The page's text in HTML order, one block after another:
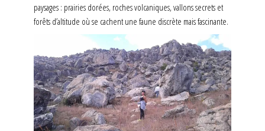
paysages : prairies dorées, roches volcaniques, vallons secrets et
forêts d’altitude où se cachent une faune discrète mais fascinante.